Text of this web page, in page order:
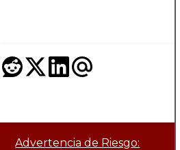
Advertencia de Riesgo: